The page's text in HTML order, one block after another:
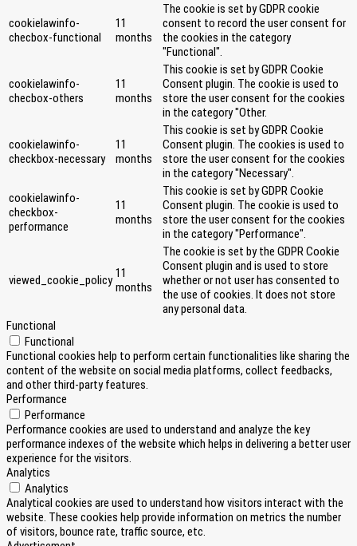
cookielawinfo-
checbox-functional
11
months
The cookie is set by GDPR cookie
consent to record the user consent for
the cookies in the category
"Functional".
cookielawinfo-
checbox-others
11
months
This cookie is set by GDPR Cookie
Consent plugin. The cookie is used to
store the user consent for the cookies
in the category "Other.
cookielawinfo-
checkbox-necessary
11
months
This cookie is set by GDPR Cookie
Consent plugin. The cookies is used to
store the user consent for the cookies
in the category "Necessary".
cookielawinfo-
checkbox-
performance
11
months
This cookie is set by GDPR Cookie
Consent plugin. The cookie is used to
store the user consent for the cookies
in the category "Performance".
viewed_cookie_policy 11
months
The cookie is set by the GDPR Cookie
Consent plugin and is used to store
whether or not user has consented to
the use of cookies. It does not store
any personal data.
Functional
Functional
Functional cookies help to perform certain functionalities like sharing the
content of the website on social media platforms, collect feedbacks,
and other third-party features.
Performance
Performance
Performance cookies are used to understand and analyze the key
performance indexes of the website which helps in delivering a better user
experience for the visitors.
Analytics
Analytics
Analytical cookies are used to understand how visitors interact with the
website. These cookies help provide information on metrics the number
of visitors, bounce rate, traffic source, etc.